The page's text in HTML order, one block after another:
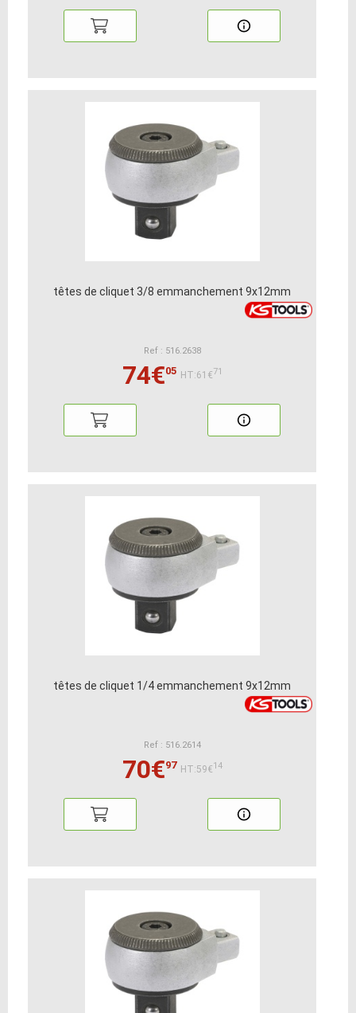
têtes de cliquet 3/8 emmanchement 9x12mm
Ref : 516.2638
74€05 HT:61€71
têtes de cliquet 1/4 emmanchement 9x12mm
Ref : 516.2614
70€97 HT:59€14